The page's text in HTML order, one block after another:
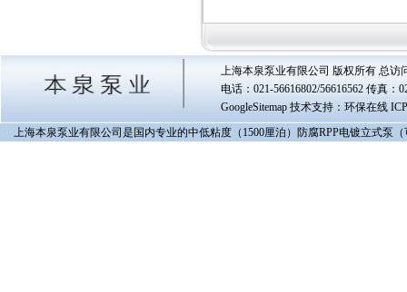
上海本泉泵业有限公司 版权所有 总访
电话：021-56616802/56616562 传真：
GoogleSitemap技术支持：环保在线
上海本泉泵业有限公司是国内专业的中低粘度（1500厘泊）防腐RPP电镀立式泵